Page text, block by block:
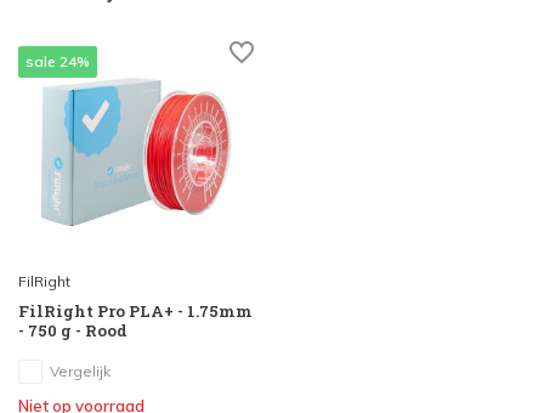
sale 24%
FilRight
FilRight Pro PLA+ - 1.75mm
- 750 g - Rood
Vergelijk
Niet op voorraad